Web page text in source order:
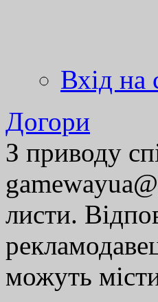
Вхід на
Догори
З приводу
листи.
можуть